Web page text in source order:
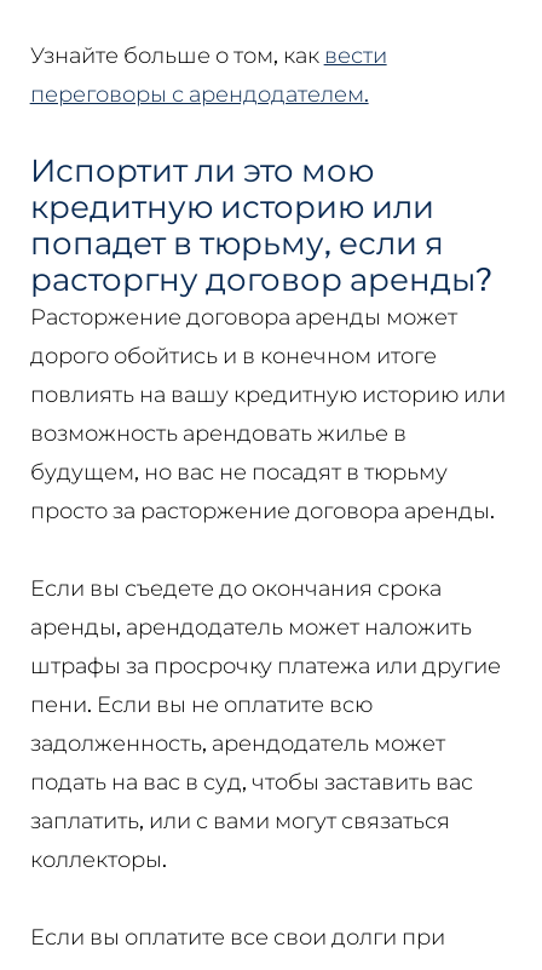
Узнайте больше о том, как вести
переговоры с арендодателем.
Испортит ли это мою
кредитную историю или
попадет в тюрьму, если я
расторгну договор аренды?
Расторжение договора аренды может
дорого обойтись и в конечном итоге
повлиять на вашу кредитную историю или
возможность арендовать жилье в
будущем, но вас не посадят в тюрьму
просто за расторжение договора аренды.
Если вы съедете до окончания срока
аренды, арендодатель может наложить
штрафы за просрочку платежа или другие
пени. Если вы не оплатите всю
задолженность, арендодатель может
подать на вас в суд, чтобы заставить вас
заплатить, или с вами могут связаться
коллекторы.
Если вы оплатите все свои долги при